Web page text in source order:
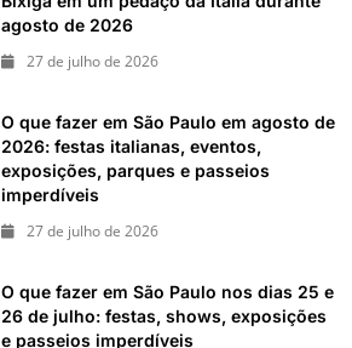
agosto de 2026
27 de julho de 2026
O que fazer em São Paulo em agosto de
2026: festas italianas, eventos,
exposições, parques e passeios
imperdíveis
27 de julho de 2026
O que fazer em São Paulo nos dias 25 e
26 de julho: festas, shows, exposições
e passeios imperdíveis